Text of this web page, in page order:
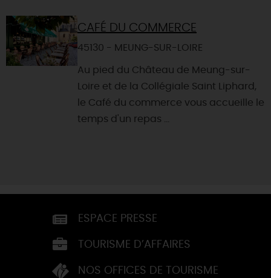
CAFÉ DU COMMERCE
45130 - MEUNG-SUR-LOIRE
Au pied du Château de Meung-sur-
Loire et de la Collégiale Saint Liphard,
le Café du commerce vous accueille le
temps d'un repas ...
ESPACE PRESSE
TOURISME D’AFFAIRES
NOS OFFICES DE TOURISME